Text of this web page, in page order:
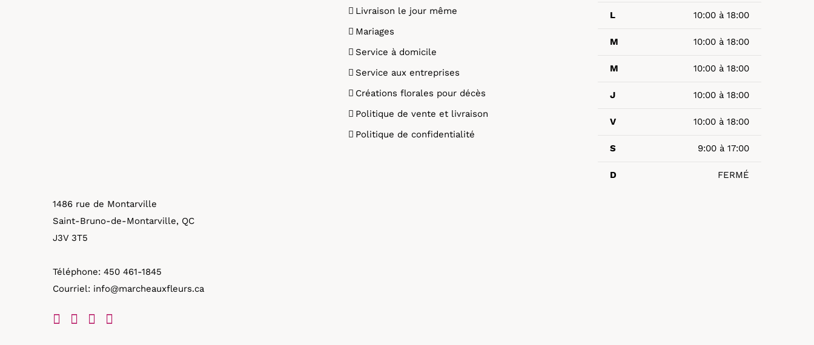
1486 rue de Montarville
Saint-Bruno-de-Montarville, QC
J3V 3T5
Téléphone: 450 461-1845
Courriel: info@marcheauxfleurs.ca
Livraison le jour même
Mariages
Service à domicile
Service aux entreprises
Créations florales pour décès
Politique de vente et livraison
Politique de confidentialité
L 10:00 à 18:00
M 10:00 à 18:00
M 10:00 à 18:00
J 10:00 à 18:00
V 10:00 à 18:00
S 9:00 à 17:00
D FERMÉ